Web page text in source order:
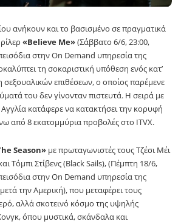
ανήκουν και το βασισμένο σε πραγματικά
«Believe Me»(Σάββατο 6/6, 23:00,
στην On Demand υπηρεσία της
τη σοκαριστική υπόθεση ενός κατ’
επιθέσεων, ο οποίος παρέμενε
του δεν γίνονταν πιστευτά. Η σειρά με
κατάφερε να κατακτήσει την κορυφή
από 8 εκατομμύρια προβολές στο ITVX.
Season» με πρωταγωνιστές τους Τζέσι Μέι
Τόμπι Στίβενς (Black Sails), (Πέμπτη 18/6,
στην On Demand υπηρεσία της
την Αμερική), που μεταφέρει τους
αλλά σκοτεινό κόσμο της υψηλής
όπου μυστικά, σκάνδαλα και